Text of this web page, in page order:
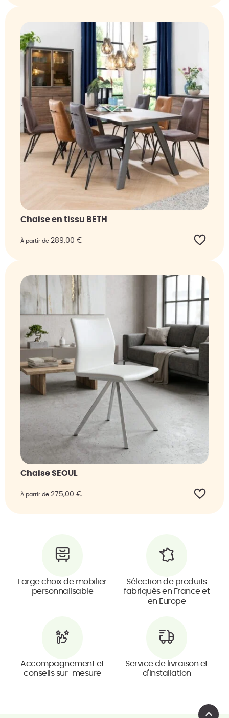
Chaise en tissu BETH
À partir de 289,00 €
Chaise SEOUL
À partir de 275,00 €
Large choix de mobilier
personnalisable
Sélection de produits
fabriqués en France et
en Europe
Accompagnement et
conseils sur-mesure
Service de livraison et
d'installation